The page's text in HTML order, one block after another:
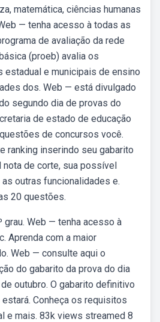
matemática, ciências humanas
— tenha acesso à todas as
de avaliação da rede
(proeb) avalia os
estadual e municipais de ensino
dos. Web — está divulgado
segundo dia de provas do
de estado de educação
de concursos você.
ranking inserindo seu gabarito
de corte, sua possível
outras funcionalidades e.
20 questões.
grau. Web — tenha acesso à
Aprenda com a maior
Web — consulte aqui o
do gabarito da prova do dia
outubro. O gabarito definitivo
Conheça os requisitos
e mais. 83k views streamed 8